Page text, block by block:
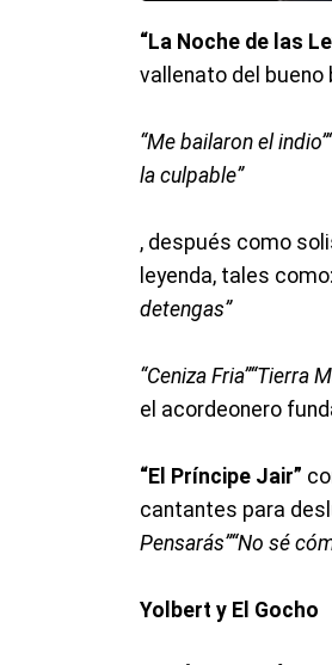
“La Noche de las
vallenato del bueno
“Me bailaron el indio”
la culpable”
, después como
leyenda, tales como:
detengas”
“Ceniza Fria”“Tierra
el acordeonero
“El Príncipe Jair”
cantantes para
Pensarás”“No sé
Yolbert y El Gocho